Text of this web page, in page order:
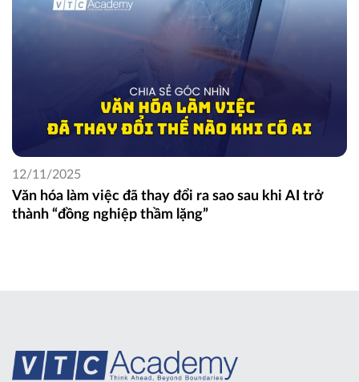
Văn hóa làm việc đã thay đổi ra sao sau khi AI trở
thành “đồng nghiệp thầm lặng”
12/11/2025